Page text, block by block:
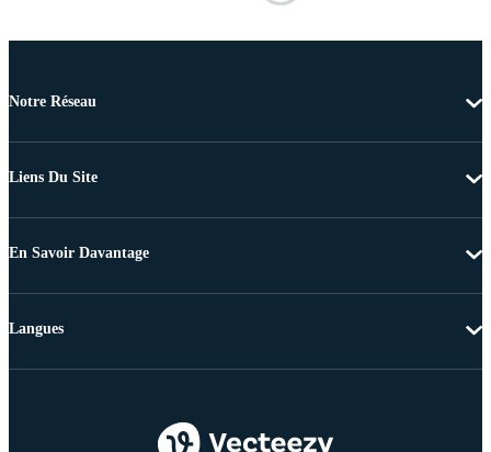
Notre Réseau
Liens Du Site
En Savoir Davantage
Langues